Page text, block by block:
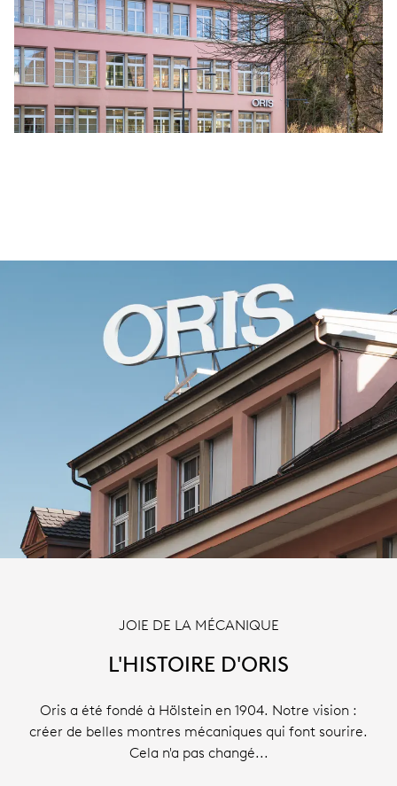
JOIE DE LA MÉCANIQUE
L'HISTOIRE D'ORIS
Oris a été fondé à Hölstein en 1904. Notre vision :
créer de belles montres mécaniques qui font sourire.
Cela n'a pas changé...